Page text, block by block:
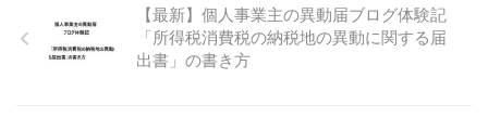
【最新】個人事業主の異動届ブログ体験記
「所得税消費税の納税地の異動に関する届
出書」の書き方